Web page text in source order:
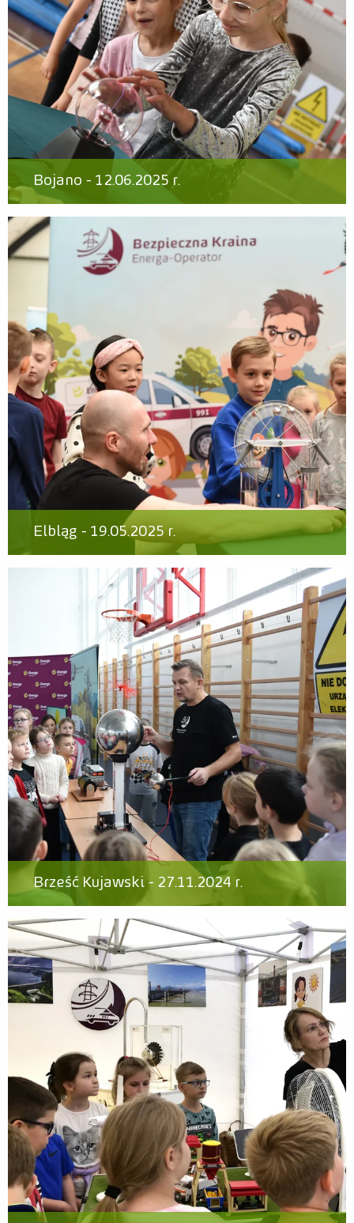
Bojano - 12.06.2025 r.
Elbląg - 19.05.2025 r.
Brześć Kujawski - 27.11.2024 r.